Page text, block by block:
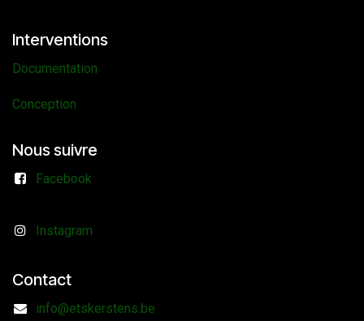
Interventions
Documentation
Conception
Nous suivre
Facebook
Instagram
Contact
info@etskerstens.be